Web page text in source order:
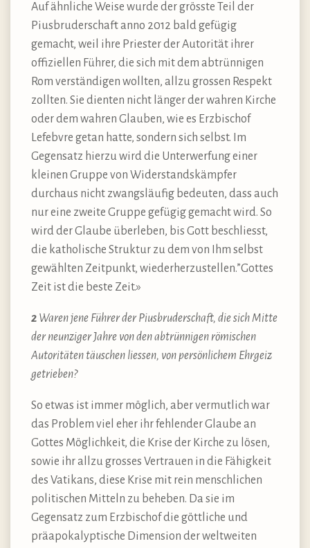
Auf ähnliche Weise wurde der grösste Teil der
Piusbruderschaft anno 2012 bald gefügig
gemacht, weil ihre Priester der Autorität ihrer
offiziellen Führer, die sich mit dem abtrünnigen
Rom verständigen wollten, allzu grossen Respekt
zollten. Sie dienten nicht länger der wahren Kirche
oder dem wahren Glauben, wie es Erzbischof
Lefebvre getan hatte, sondern sich selbst. Im
Gegensatz hierzu wird die Unterwerfung einer
kleinen Gruppe von Widerstandskämpfer
durchaus nicht zwangsläufig bedeuten, dass auch
nur eine zweite Gruppe gefügig gemacht wird. So
wird der Glaube überleben, bis Gott beschliesst,
die katholische Struktur zu dem von Ihm selbst
gewählten Zeitpunkt, wiederherzustellen.”Gottes
Zeit ist die beste Zeit.»
2 Waren jene Führer der Piusbruderschaft, die sich Mitte
der neunziger Jahre von den abtrünnigen römischen
Autoritäten täuschen liessen, von persönlichem Ehrgeiz
getrieben?
So etwas ist immer möglich, aber vermutlich war
das Problem viel eher ihr fehlender Glaube an
Gottes Möglichkeit, die Krise der Kirche zu lösen,
sowie ihr allzu grosses Vertrauen in die Fähigkeit
des Vatikans, diese Krise mit rein menschlichen
politischen Mitteln zu beheben. Da sie im
Gegensatz zum Erzbischof die göttliche und
präapokalyptische Dimension der weltweiten